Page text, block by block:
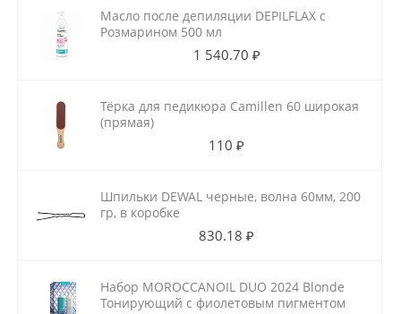
Масло после депиляции DEPILFLAX с
Розмарином 500 мл
1 540.70 ₽
Тёрка для педикюра Camillen 60 широкая
(прямая)
110 ₽
Шпильки DEWAL черные, волна 60мм, 200
гр, в коробке
830.18 ₽
Набор MOROCCANOIL DUO 2024 Blonde
Тонирующий с фиолетовым пигментом